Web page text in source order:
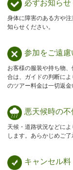
必ずお知らせ
身体に障害のある方や
知らせください。
参加をご遠慮
お客様の服装や持ち物
合は、ガイドの判断に
のツアー料金は一切返金
悪天候時の不
天候・道路状況などに
します。あらかじめご了
キャンセル料